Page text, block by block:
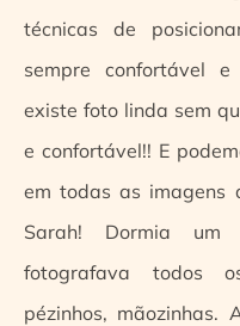
técnicas de
sempre confortável
existe foto linda sem
e confortável!! E
em todas as imagens
Sarah! Dormia um
fotografava todos
pézinhos, mãozinhas.